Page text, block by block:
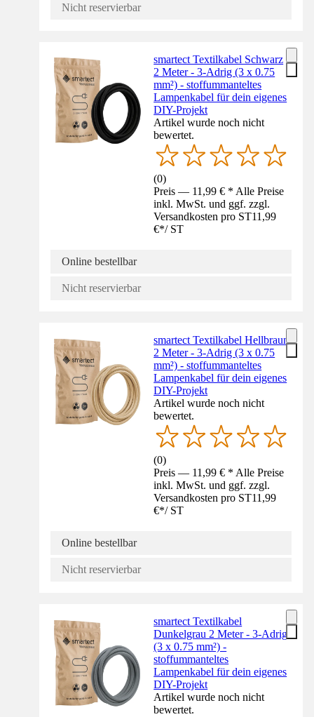
Nicht reservierbar
smartect Textilkabel Schwarz
2 Meter - 3-Adrig (3 x 0.75
mm²) - stoffummanteltes
Lampenkabel für dein eigenes
DIY-Projekt
Artikel wurde noch nicht
bewertet.
(0)
Preis — 11,99 € * Alle Preise
inkl. MwSt. und ggf. zzgl.
Versandkosten pro ST11,99
€*/ ST
Online bestellbar
Nicht reservierbar
smartect Textilkabel Hellbraun
2 Meter - 3-Adrig (3 x 0.75
mm²) - stoffummanteltes
Lampenkabel für dein eigenes
DIY-Projekt
Artikel wurde noch nicht
bewertet.
(0)
Preis — 11,99 € * Alle Preise
inkl. MwSt. und ggf. zzgl.
Versandkosten pro ST11,99
€*/ ST
Online bestellbar
Nicht reservierbar
smartect Textilkabel
Dunkelgrau 2 Meter - 3-Adrig
(3 x 0.75 mm²) -
stoffummanteltes
Lampenkabel für dein eigenes
DIY-Projekt
Artikel wurde noch nicht
bewertet.